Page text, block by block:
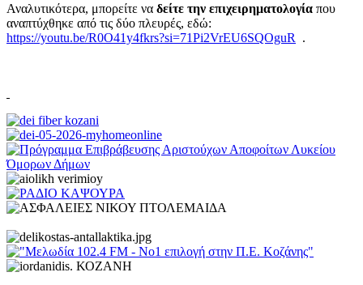
Αναλυτικότερα, μπορείτε να δείτε την επιχειρηματολογία που
αναπτύχθηκε από τις δύο πλευρές, εδώ:
https://youtu.be/R0O41y4fkrs?si=71Pi2VrEU6SQOguR
.